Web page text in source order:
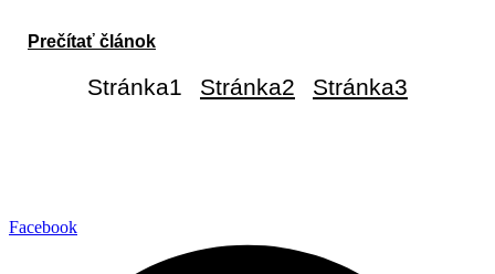
Prečítať článok
Stránka1 Stránka2 Stránka3
Facebook